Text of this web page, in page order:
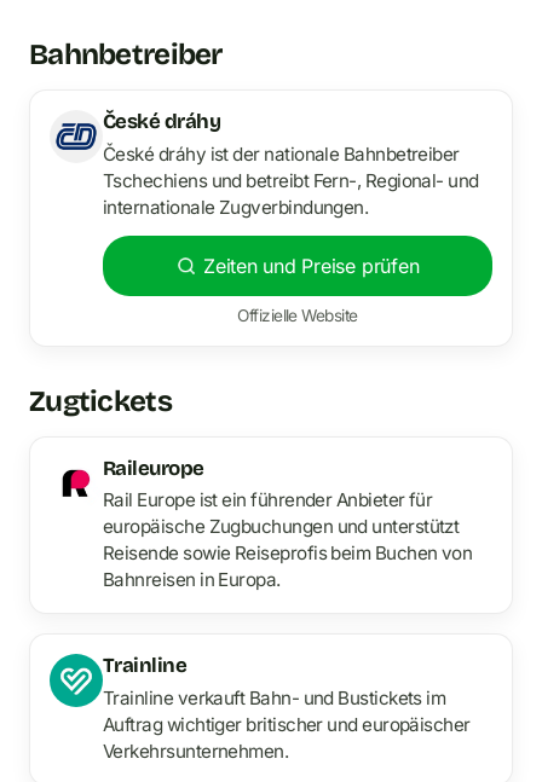
Bahnbetreiber
České dráhy
České dráhy ist der nationale Bahnbetreiber
Tschechiens und betreibt Fern-, Regional- und
internationale Zugverbindungen.
Zeiten und Preise prüfen
Offizielle Website
Zugtickets
Raileurope
Rail Europe ist ein führender Anbieter für
europäische Zugbuchungen und unterstützt
Reisende sowie Reiseprofis beim Buchen von
Bahnreisen in Europa.
Trainline
Trainline verkauft Bahn- und Bustickets im
Auftrag wichtiger britischer und europäischer
Verkehrsunternehmen.